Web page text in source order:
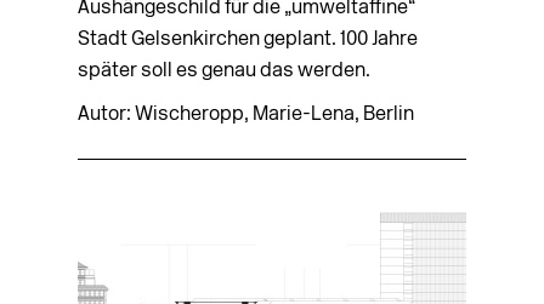
Aushängeschild für die „umwelt­affine“
Stadt Gelsenkirchen geplant. 100 Jahre
später soll es genau das werden.
Autor: Wischeropp, Marie-Lena, Berlin